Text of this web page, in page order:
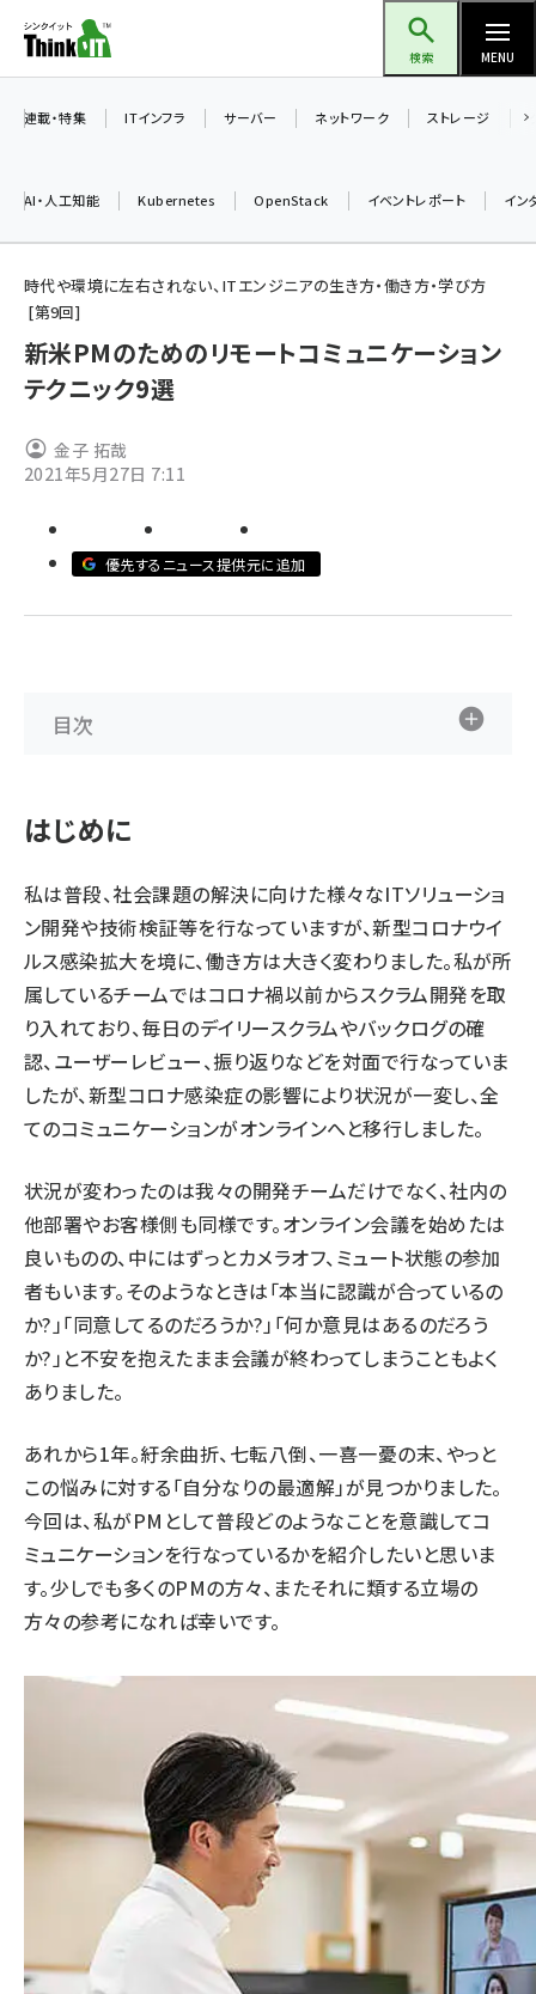
ン
ツ
検索 MENU
iot女子会 (2281)
北海道をのんびり旅する晴山佳須夫のヒント集！ (2037)
drupal (1956)
abc123 (1360)
ai crunch (1355)
連載・特集 ITインフラ サーバー ネットワーク ストレージ
AI・人工知能 Kubernetes OpenStack イベントレポート イン
時代や環境に左右されない、ITエンジニアの生き方・働き方・学び方
第9回
新米PMのためのリモートコミュニケーション
テクニック9選
金子 拓哉
2021年5月27日 7:11
優先するニュース提供元に追加
目次
はじめに
私は普段、社会課題の解決に向けた様々なITソリューショ
ン開発や技術検証等を行なっていますが、新型コロナウイ
ルス感染拡大を境に、働き方は大きく変わりました。私が所
属しているチームではコロナ禍以前からスクラム開発を取
り入れており、毎日のデイリースクラムやバックログの確
認、ユーザーレビュー、振り返りなどを対面で行なっていま
したが、新型コロナ感染症の影響により状況が一変し、全
てのコミュニケーションがオンラインへと移行しました。
状況が変わったのは我々の開発チームだけでなく、社内の
他部署やお客様側も同様です。オンライン会議を始めたは
良いものの、中にはずっとカメラオフ、ミュート状態の参加
者もいます。そのようなときは「本当に認識が合っているの
か?」「同意してるのだろうか?」「何か意見はあるのだろう
か?」と不安を抱えたまま会議が終わってしまうこともよく
ありました。
あれから1年。紆余曲折、七転八倒、一喜一憂の末、やっと
この悩みに対する「自分なりの最適解」が見つかりました。
今回は、私がPMとして普段どのようなことを意識してコ
ミュニケーションを行なっているかを紹介したいと思いま
す。少しでも多くのPMの方々、またそれに類する立場の
方々の参考になれば幸いです。